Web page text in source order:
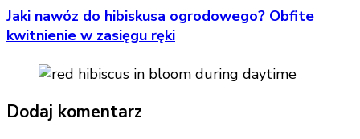
Jaki nawóz do hibiskusa ogrodowego? Obfite
kwitnienie w zasięgu ręki
Dodaj komentarz